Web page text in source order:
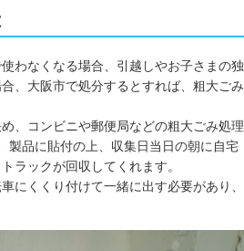
わなくなる場合、引越しやお子さまの独
、大阪市で処分するとすれば、粗大ごみ
、コンビニや郵便局などの粗大ごみ処理
製品に貼付の上、収集日当日の朝に自宅
ラックが回収してくれます。
にくくり付けて一緒に出す必要があり、